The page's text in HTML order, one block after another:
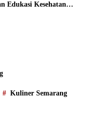
Edukasi Kesehatan
Kuliner Semarang